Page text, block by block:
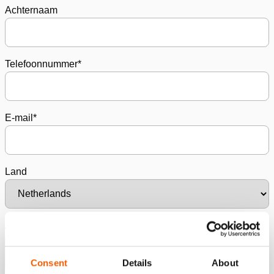
Consent Details About
Achternaam
Telefoonnummer*
E-mail *
Land